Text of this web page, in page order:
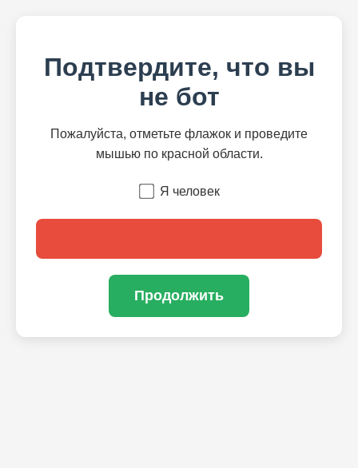
Подтвердите, что вы
не бот
Пожалуйста, отметьте флажок и проведите
мышью по красной области.
Я человек
Продолжить